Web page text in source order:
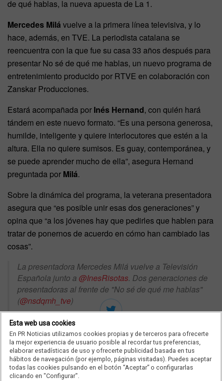
de qué hablas, la nueva apuesta de La 1.
Mercedes Milá vuelve a la primera línea televisiva, y lo
hace, además, en TVE. La periodista catalana se
reencuentra con la que fue su casa 33 años después para
presentar No sé de qué me hablas, un nuevo programa de
entretenimiento producido por RTVE en colaboración con
Zanskar Producciones.
Estará acompañada por Inés Hernand, con quién hará
tándem en este nuevo formato. “Es una persona generosa,
humilde, inteligente y quiere interlocutores que estén a la
altura. Ella no quiere sumisos. Es guay, contemporánea, y
se puede aprender mucho de ella”, asegura Hernand
preguntada por Milá.
Sobre la dinámica del programa, la veterana presentadora
asegura que “es posible unir esas dos generaciones” y
opina que “a los jóvenes hay que pedirles que hablen para
tratar de ponernos de acuerdo en cómo han cambiado las
cosas”.
La presentadora Mercedes Milá vuelve a Televisión
Española junto a @InesRisotas. Dos generaciones de
presentadoras al frente de "No sé de qué me hablas"
(@nsdqmh_tve)
📹 Mañana estreno en
después del#Telediario
📺https://t.co/VjKzBgoHyrpic.twitter.com/rLqS0UlHC6
Así es ‘No sé de qué me hablas’
Esta web usa cookies
En PR Noticias utilizamos cookies propias y de terceros para ofrecerte
la mejor experiencia de usuario posible al recordar tus preferencias,
elaborar estadísticas de uso y ofrecerte publicidad basada en tus
hábitos de navegación (por ejemplo, páginas visitadas). Puedes aceptar
todas las cookies pulsando en el botón “Aceptar” o configurarlas
clicando en "Configurar".